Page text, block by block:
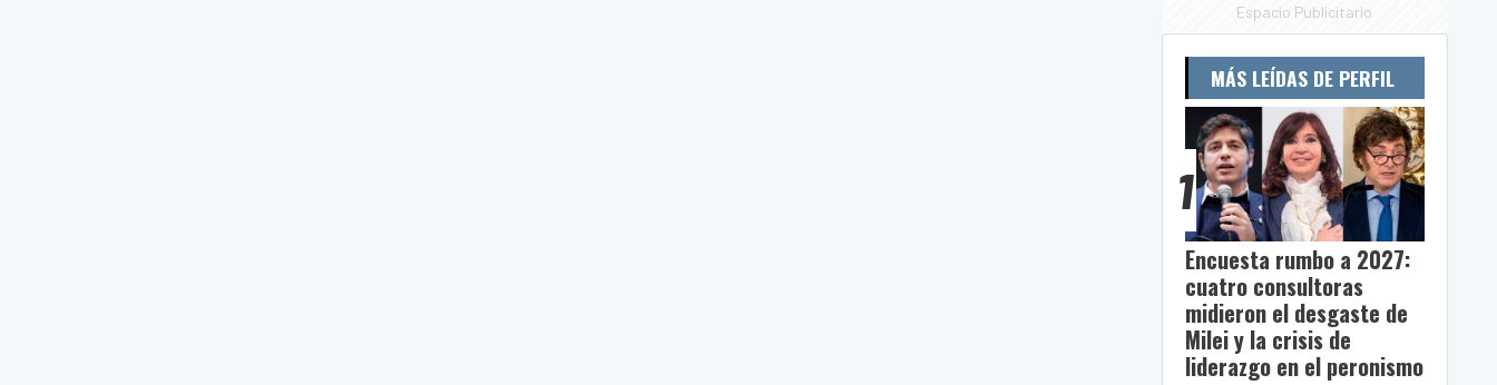
Espacio Publicitario
MÁS LEÍDAS DE PERFIL
1
Encuesta rumbo a 2027:
cuatro consultoras
midieron el desgaste de
Milei y la crisis de
liderazgo en el peronismo